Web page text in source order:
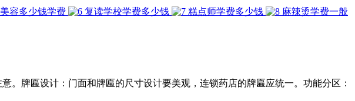
容多少钱学费 复读学校学费多少钱 糕点师学费多少钱
麻辣烫学费一般
牌匾设计：门面和牌匾的尺寸设计要美观，连锁药店的牌匾应统一。功能分区：